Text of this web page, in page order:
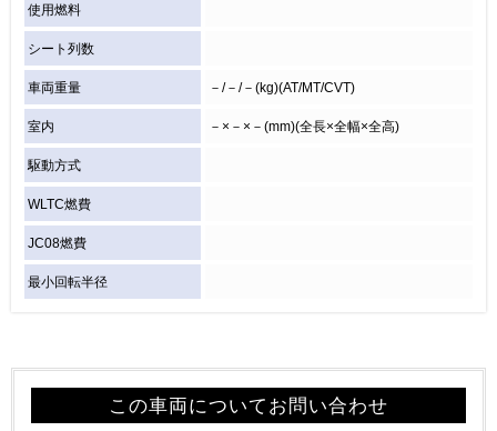
使用燃料
シート列数
車両重量 －/－/－(kg)(AT/MT/CVT)
室内 －×－×－(mm)(全長×全幅×全高)
駆動方式
WLTC燃費
JC08燃費
最小回転半径
この車両についてお問い合わせ